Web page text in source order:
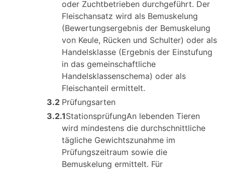
oder Zuchtbetrieben durchgeführt. Der
Fleischansatz wird als Bemuskelung
(Bewertungsergebnis der Bemuskelung
von Keule, Rücken und Schulter) oder als
Handelsklasse (Ergebnis der Einstufung
in das gemeinschaftliche
Handelsklassenschema) oder als
Fleischanteil ermittelt.
3.2 Prüfungsarten
3.2.1StationsprüfungAn lebenden Tieren
wird mindestens die durchschnittliche
tägliche Gewichtszunahme im
Prüfungszeitraum sowie die
Bemuskelung ermittelt. Für